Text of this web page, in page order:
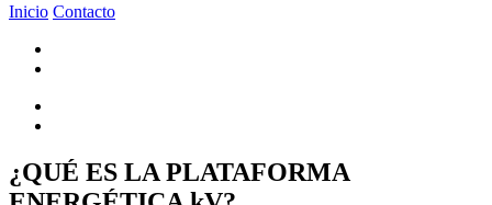
Inicio Contacto
¿QUÉ ES LA PLATAFORMA